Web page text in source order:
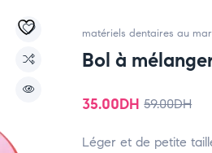
matériels dentaires au
Bol à
59.00DH
35.00DH
Léger et de petite